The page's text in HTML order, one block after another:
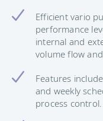
Efficient vario
performance
internal and
volume flow
Features
and weekly
process control.